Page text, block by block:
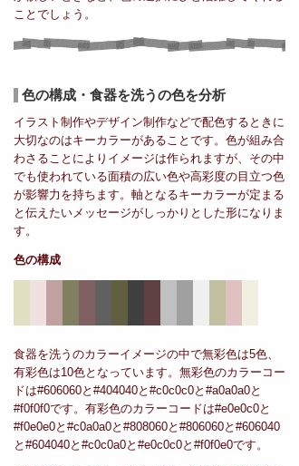
ことでしょう。
色の構成・食器を洗うの色を分析
イラスト制作やデザイン制作などで配色するときに
大切なのはキーカラーがあることです。色が組み合
わさることによりイメージは作られますが、その中
でも使われている面積の広い色や高彩度の目立つ色
が影響力を持ちます。軸となるキーカラーが定まる
と伝えたいメッセージがしっかりとした形になりま
す。
色の構成
食器を洗うのカラーイメージの中で無彩色は5色、
有彩色は10色となっています。無彩色のカラーコー
ドは#606060と#404040と#c0c0c0と#a0a0a0と
#f0f0f0です。有彩色のカラーコードは#e0e0c0と
#f0e0e0と#c0a0a0と#808060と#806060と#606040
と#604040と#c0c0a0と#e0c0c0と#f0f0e0です。